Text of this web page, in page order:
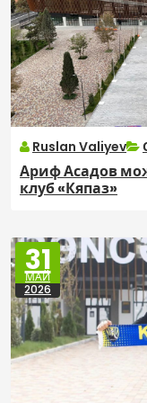
Ruslan Valiyev
Ариф Асадов
клуб «Кяпаз»
31
МАЙ
2026